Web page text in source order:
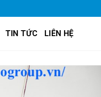
TIN TỨC LIÊN HỆ